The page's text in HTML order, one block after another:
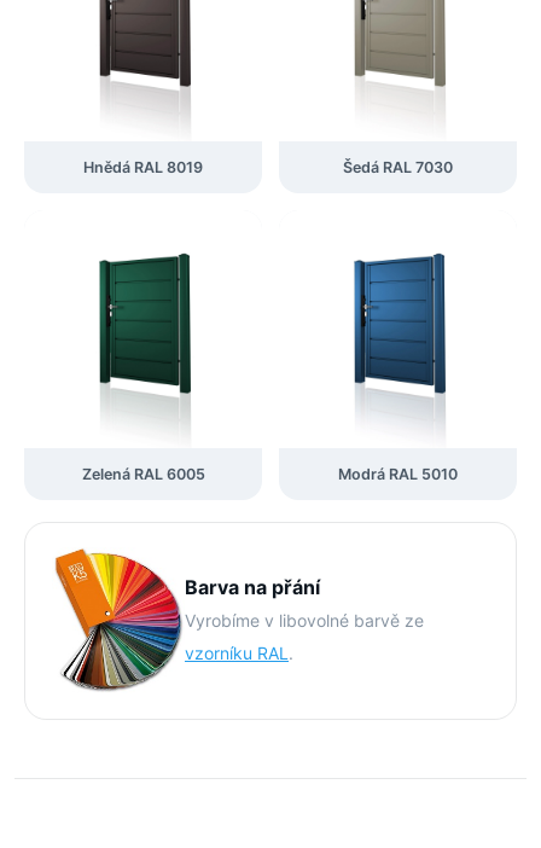
Hnědá RAL 8019 Šedá RAL 7030
Zelená RAL 6005 Modrá RAL 5010
Barva na přání
Vyrobíme v libovolné barvě ze
vzorníku RAL .